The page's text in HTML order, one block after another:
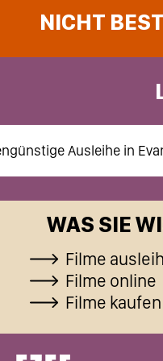
Ausleihe in
NICHT
WAS SIE
Filme
Filme online
Filme kaufen